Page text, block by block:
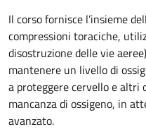
Il corso fornisce l’insieme
compressioni toraciche,
disostruzione delle vie
mantenere un livello di
a proteggere cervello e altri
mancanza di ossigeno, in
avanzato.